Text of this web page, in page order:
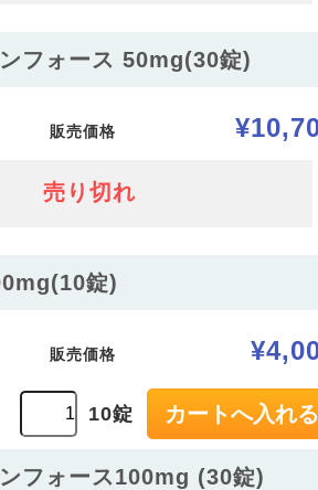
ンフォース 50mg(30錠)
販売価格
売り切れ
錠)
販売価格
10錠
ンフォース100mg (30錠)